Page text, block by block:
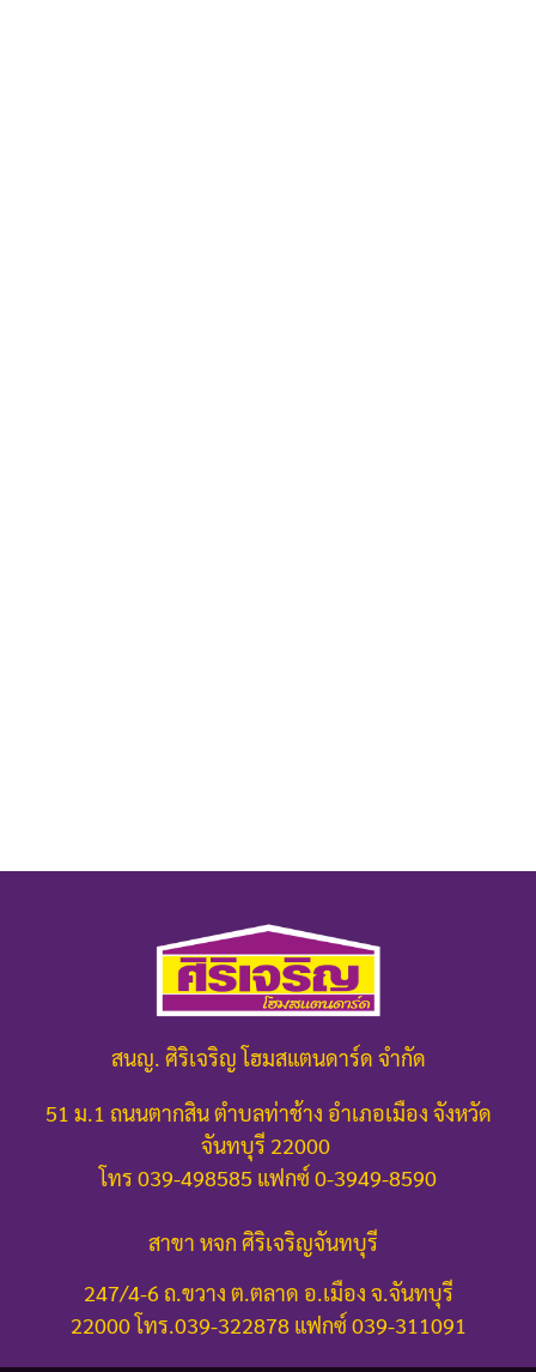
สนญ. ศิริเจริญ โฮมสแตนดาร์ด จำกัด
51 ม.1 ถนนตากสิน ตำบลท่าช้าง อำเภอเมือง จังหวัด
จันทบุรี 22000
โทร 039-498585 แฟกซ์ 0-3949-8590
สาขา หจก ศิริเจริญจันทบุรี
247/4-6 ถ.ขวาง ต.ตลาด อ.เมือง จ.จันทบุรี
22000โทร.039-322878 แฟกซ์ 039-311091